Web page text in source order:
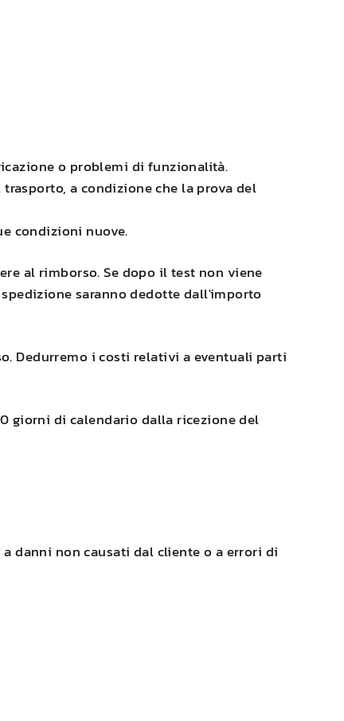
o problemi di funzionalità.
a condizione che la prova del
condizioni nuove.
al rimborso. Se dopo il test non viene
saranno dedotte dall'importo
Dedurremo i costi relativi a eventuali parti
giorni di calendario dalla ricezione del
danni non causati dal cliente o a errori di